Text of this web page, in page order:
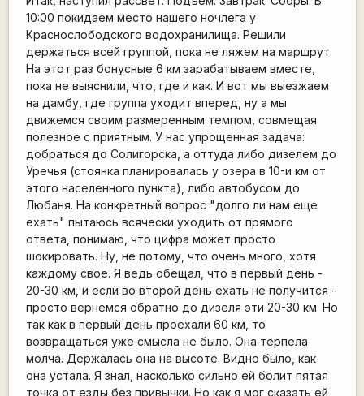
10:00 покидаем место нашего ночлега у
Краснослободского водохранилища. Решили
держаться всей группой, пока не ляжем на маршрут.
На этот раз бонусные 6 км зарабатываем вместе,
пока не выяснили, что, где и как. И вот мы выезжаем
на дамбу, где группа уходит вперед, ну а мы
движемся своим размеренным темпом, совмещая
полезное с приятным. У нас упрощенная задача:
добраться до Солигорска, а оттуда либо дизелем до
Уречья (стоянка планировалась у озера в 10-и км от
этого населенного пункта), либо автобусом до
Любаня. На конкретный вопрос "долго ли нам еще
ехать" пытаюсь всячески уходить от прямого
ответа, понимаю, что цифра может просто
шокировать. Ну, не потому, что очень много, хотя
каждому свое. Я ведь обещал, что в первый день -
20-30 км, и если во второй день ехать не получится -
просто вернемся обратно до дизеля эти 20-30 км. Но
так как в первый день проехали 60 км, то
возвращаться уже смысла не было. Она терпела
молча. Держалась она на высоте. Видно было, как
она устала. Я знал, насколько сильно ей болит пятая
точка от езды без привычки. Но как я мог сказать ей,